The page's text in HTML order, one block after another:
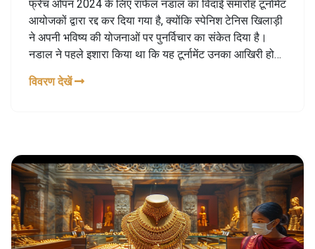
फ्रेंच ओपन 2024 के लिए राफेल नडाल का विदाई समारोह टूर्नामेंट
आयोजकों द्वारा रद्द कर दिया गया है, क्योंकि स्पेनिश टेनिस खिलाड़ी
ने अपनी भविष्य की योजनाओं पर पुनर्विचार का संकेत दिया है।
नडाल ने पहले इशारा किया था कि यह टूर्नामेंट उनका आखिरी हो
विवरण देखें